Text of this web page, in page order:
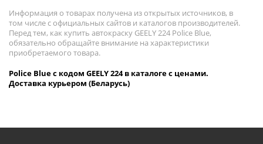
Информация о товарах получена из открытых источников, в
том числе с официальных сайтов и каталогов производителей.
Перед тем, как купить автокраску GEELY 224 Police Blue,
обязательно обращайте внимание на характеристики
приобретаемого товара.
Police Blue с кодом GEELY 224 в каталоге с ценами.
Доставка курьером (Беларусь)